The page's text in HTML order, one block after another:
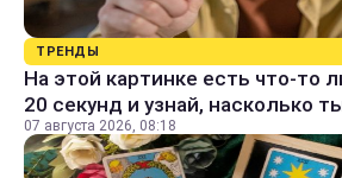
ТРЕНДЫ
На этой картинке есть что-то
20 секунд и узнай, насколько
07 августа 2026, 08:18